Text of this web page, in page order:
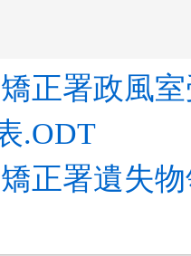
正署政風
.ODT
正署遺失